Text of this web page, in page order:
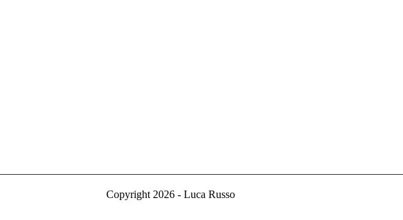
Copyright 2026 - Luca Russo